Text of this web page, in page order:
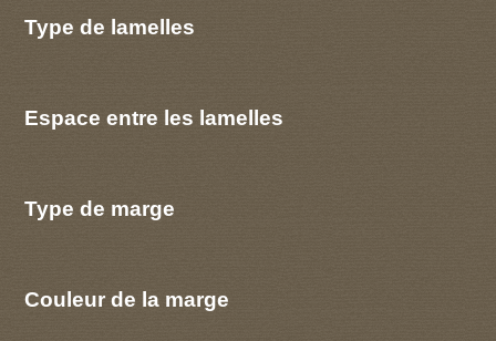
Type de lamelles
Espace entre les lamelles
Type de marge
Couleur de la marge